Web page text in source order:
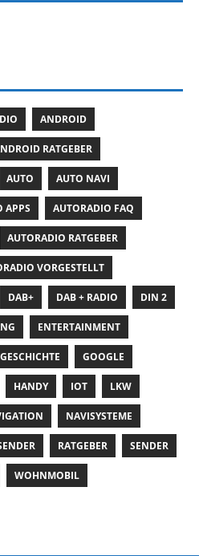
ANDROID
RATGEBER
AUTO AUTO NAVI
APPS AUTORADIO FAQ
AUTORADIO RATGEBER
VORGESTELLT
DAB+ DAB + RADIO DIN 2
ENTERTAINMENT
GESCHICHTE GOOGLE
HANDY IOT LKW
NAVISYSTEME
RATGEBER SENDER
WOHNMOBIL